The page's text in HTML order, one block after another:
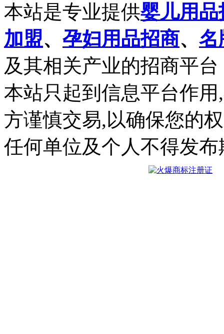
本站是专业提供婴儿用品
加盟、 孕妇用品招商、 名
及其相关产业的招商平台
本站只起到信息平台作
方谨慎交易,以确保您的
任何单位及个人不得发